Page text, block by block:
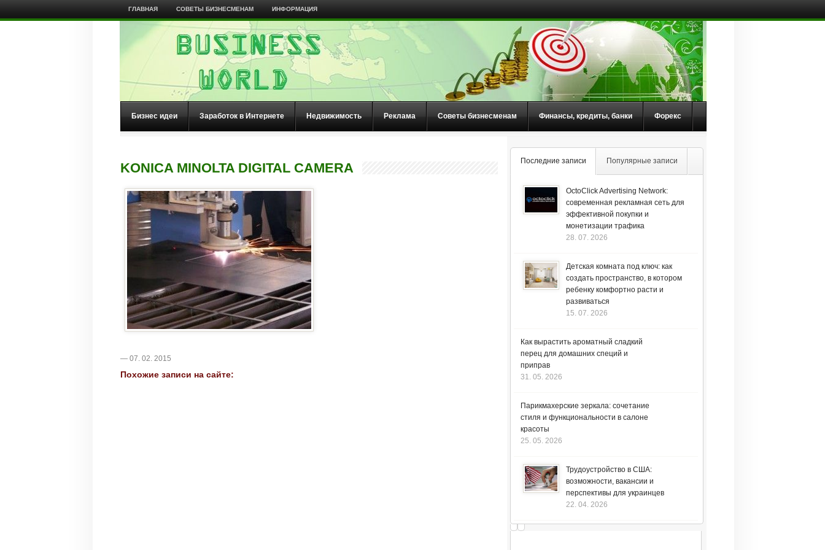
ГЛАВНАЯ СОВЕТЫ БИЗНЕСМЕНАМ ИНФОРМАЦИЯ
Бизнес идеи Заработок в Интернете Недвижимость Реклама Советы бизнесменам Финансы, кредиты, банки Форекс
KONICA MINOLTA DIGITAL CAMERA
— 07. 02. 2015
Похожие записи на сайте:
Последние записи Популярные записи
OctoClick Advertising Network:
современная рекламная сеть для
эффективной покупки и
монетизации трафика
28. 07. 2026
Детская комната под ключ: как
создать пространство, в котором
ребенку комфортно расти и
развиваться
15. 07. 2026
Как вырастить ароматный сладкий
перец для домашних специй и
приправ
31. 05. 2026
Парикмахерские зеркала: сочетание
стиля и функциональности в салоне
красоты
25. 05. 2026
Трудоустройство в США:
возможности, вакансии и
перспективы для украинцев
22. 04. 2026